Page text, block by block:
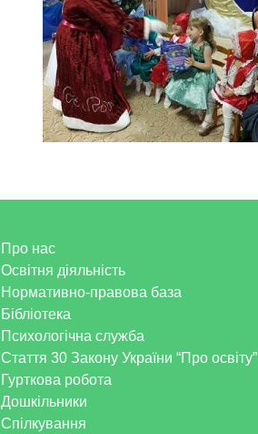
Про нас
Освітня діяльність
Нормативно-правова база
Бібліотека
Психологічна служба
Стаття 30 Закону України “Про освіту”
Гурткова робота
Дошкільники
Спілкування